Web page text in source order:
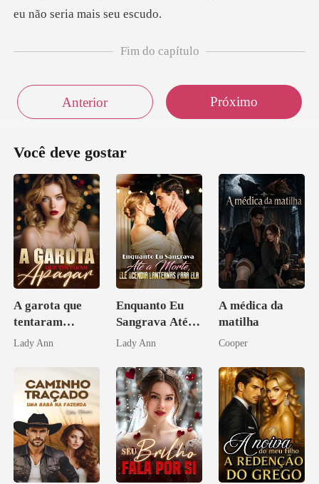
Fim do capítulo
Anterior Próximo
Você deve gostar
A garota que
tentaram
apagar
Lady Ann
Enquanto Eu
Sangrava Até a
Morte, Ele
Lanternas Para
Ela
Lady Ann
A médica da
matilha
Cooper